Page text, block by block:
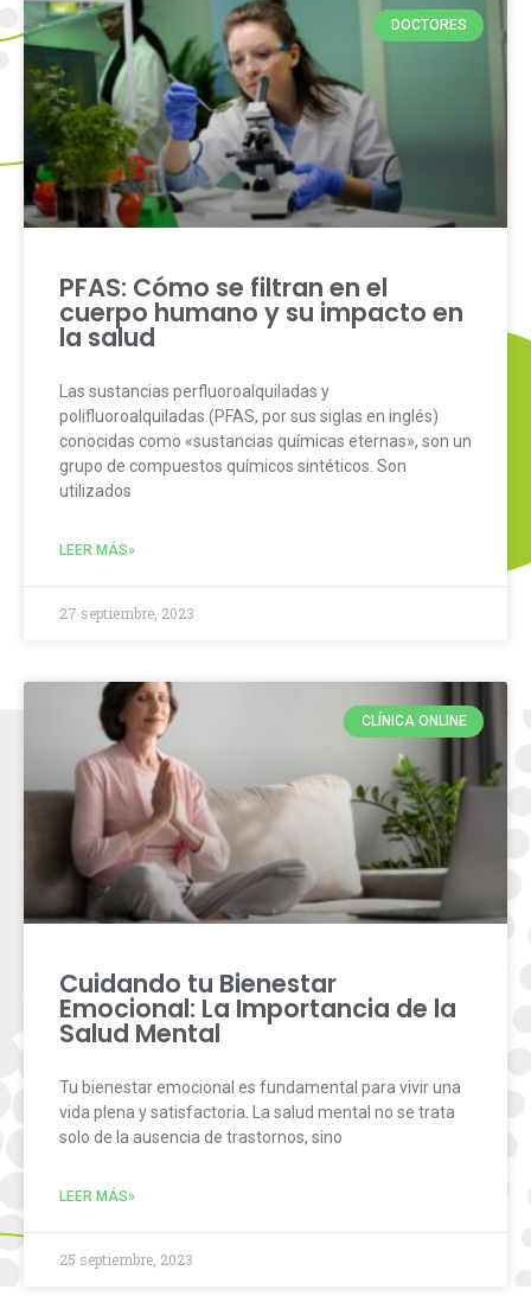
DOCTORES
PFAS: Cómo se filtran en el
cuerpo humano y su impacto en
la salud
Las sustancias perfluoroalquiladas y
polifluoroalquiladas (PFAS, por sus siglas en inglés)
conocidas como «sustancias químicas eternas», son un
grupo de compuestos químicos sintéticos. Son
utilizados
LEER MÁS»
27 septiembre, 2023
CLÍNICA ONLINE
Cuidando tu Bienestar
Emocional: La Importancia de la
Salud Mental
Tu bienestar emocional es fundamental para vivir una
vida plena y satisfactoria. La salud mental no se trata
solo de la ausencia de trastornos, sino
LEER MÁS»
25 septiembre, 2023